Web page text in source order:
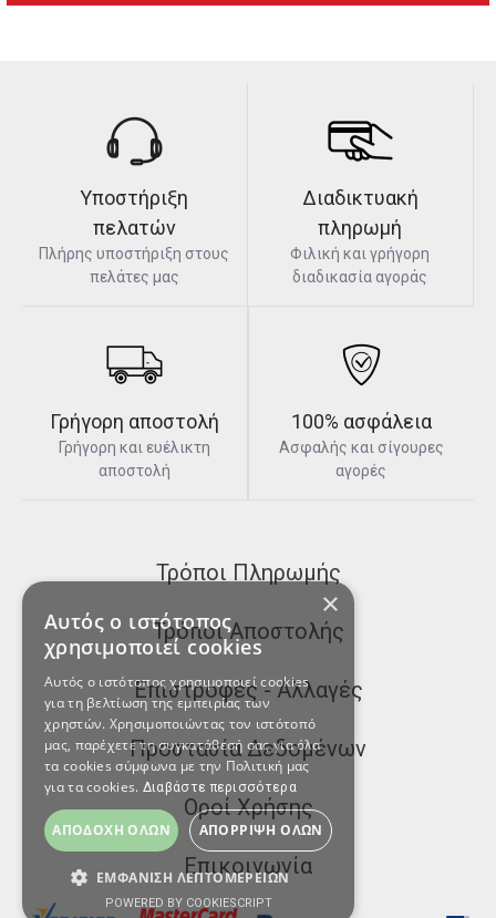
Υποστήριξη
πελατών
Πλήρης υποστήριξη στους
πελάτες μας
Διαδικτυακή
πληρωμή
Φιλική και γρήγορη
διαδικασία αγοράς
Γρήγορη αποστολή
Γρήγορη και ευέλικτη
αποστολή
100% ασφάλεια
Ασφαλής και σίγουρες
αγορές
Τρόποι Πληρωμής
Τρόποι Αποστολής
Επιστροφές - Αλλαγές
Προστασία Δεδομένων
Οροί Χρήσης
Επικοινωνία
×
Αυτός ο ιστότοπος
χρησιμοποιεί cookies
Αυτός ο ιστότοπος χρησιμοποιεί cookies
για τη βελτίωση της εμπειρίας των
χρηστών. Χρησιμοποιώντας τον ιστότοπό
μας, παρέχετε τη συγκατάθεσή σας για όλα
τα cookies σύμφωνα με την Πολιτική μας
για τα cookies. Διαβάστε περισσότερα
ΑΠΟΔΟΧΉ ΌΛΩΝ ΑΠΌΡΡΙΨΗ ΌΛΩΝ
ΕΜΦΆΝΙΣΗ ΛΕΠΤΟΜΕΡΕΙΏΝ
POWERED BY COOKIESCRIPT